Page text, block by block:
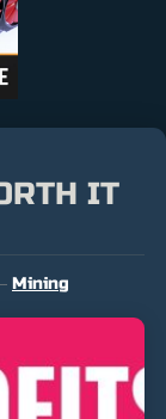
IT
Mining